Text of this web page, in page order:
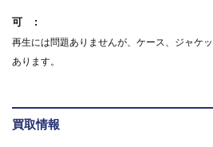
可
再生には問題ありませんが、ケース、ジャケ
あります。
買取情報